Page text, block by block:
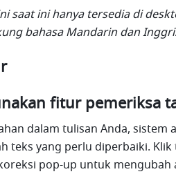
saat ini hanya tersedia di
bahasa Mandarin dan
fitur pemeriksa
dalam tulisan Anda,
teks yang perlu diperbaiki.
pop-up untuk mengubah